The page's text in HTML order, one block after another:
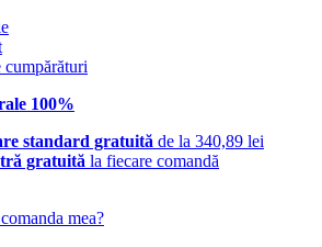
cumpărături
100%
standard gratuită de la 340,89 lei
gratuită la fiecare comandă
mea?